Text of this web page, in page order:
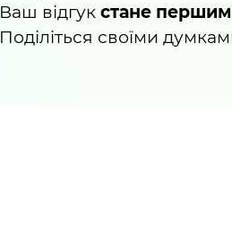
Ваш відгук стане першим
Поділіться своїми